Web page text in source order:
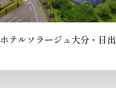
ホテルソラージュ大分・日出